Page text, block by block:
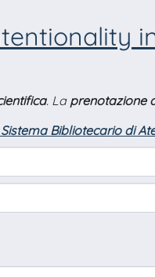
. La prenotazione
Bibliotecario di